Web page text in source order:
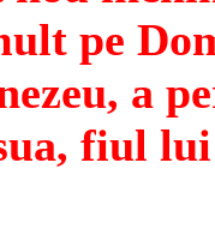
pe
a
fiul